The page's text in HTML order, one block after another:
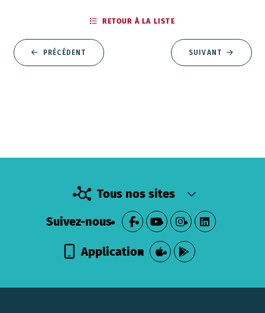
PRÉCÉDENT
RETOUR À LA LISTE
SUIVANT
Tous nos sites
Suivez-nous
Application